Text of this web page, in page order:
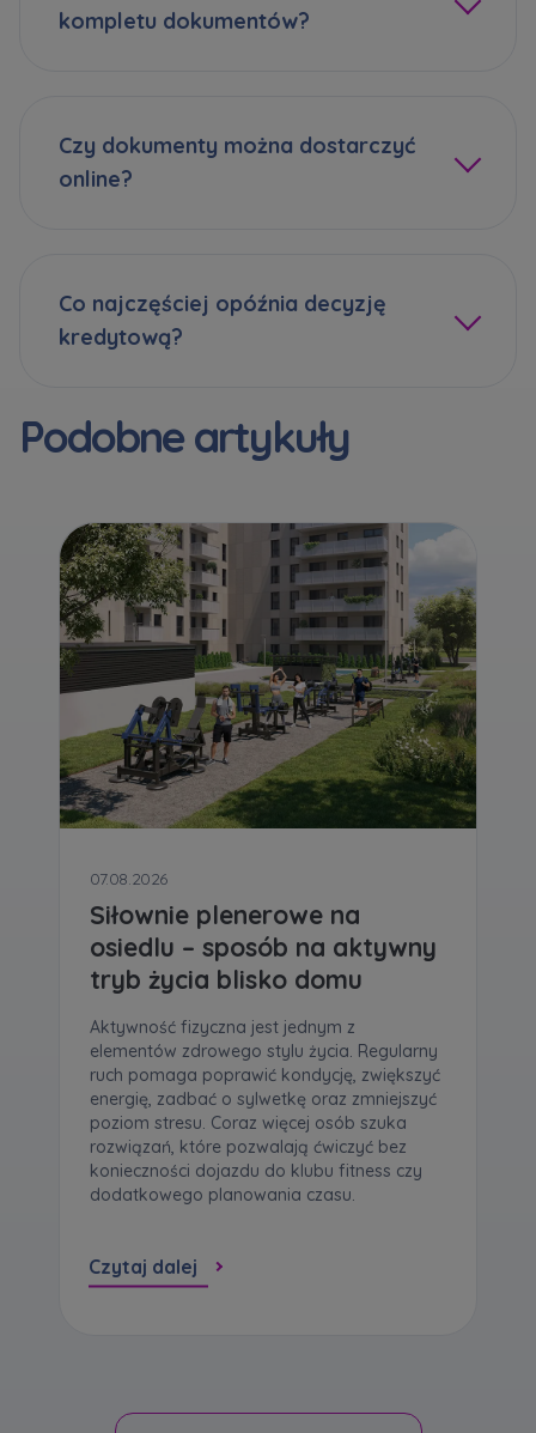
kompletu dokumentów?
Czy dokumenty można dostarczyć
online?
Co najczęściej opóźnia decyzję
kredytową?
Podobne artykuły
07.08.2026
Siłownie plenerowe na
osiedlu – sposób na aktywny
tryb życia blisko domu
Aktywność fizyczna jest jednym z
elementów zdrowego stylu życia. Regularny
ruch pomaga poprawić kondycję, zwiększyć
energię, zadbać o sylwetkę oraz zmniejszyć
poziom stresu. Coraz więcej osób szuka
rozwiązań, które pozwalają ćwiczyć bez
konieczności dojazdu do klubu fitness czy
dodatkowego planowania czasu.
Czytaj dalej